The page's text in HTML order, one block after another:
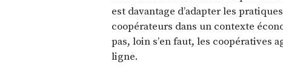
est davantage d’adapter les
coopérateurs dans un contexte
pas, loin s’en faut, les coopératives
ligne.